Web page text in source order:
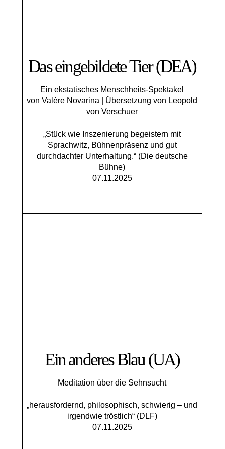
Das eingebildete Tier (DEA)
Ein ekstatisches Menschheits-Spektakel
von Valère Novarina | Übersetzung von Leopold
von Verschuer
„Stück wie Inszenierung begeistern mit
Sprachwitz, Bühnenpräsenz und gut
durchdachter Unterhaltung.“ (Die deutsche
Bühne)
07.11.2025
Ein anderes Blau (UA)
Meditation über die Sehnsucht
„herausfordernd, philosophisch, schwierig – und
irgendwie tröstlich“ (DLF)
07.11.2025